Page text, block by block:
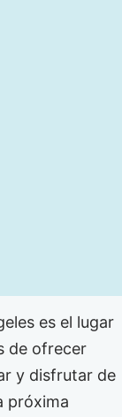
es el lugar
de ofrecer
y disfrutar de
próxima